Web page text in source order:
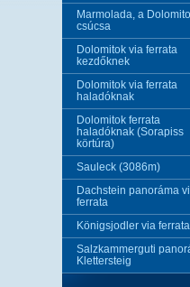
Marmolada, a
csúcsa
Dolomitok via ferrata
kezdőknek
Dolomitok via ferrata
haladóknak
Dolomitok ferrata
haladóknak (Sorapiss
körtúra)
Sauleck (3086m)
Dachstein panoráma
ferrata
Königsjodler via ferrata
Salzkammerguti
Klettersteig